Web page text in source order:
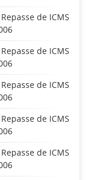
de ICMS
de ICMS
de ICMS
de ICMS
de ICMS